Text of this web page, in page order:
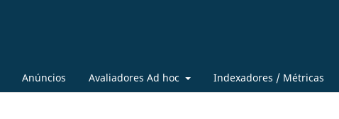
Anúncios Avaliadores Ad hoc Indexadores / Métricas